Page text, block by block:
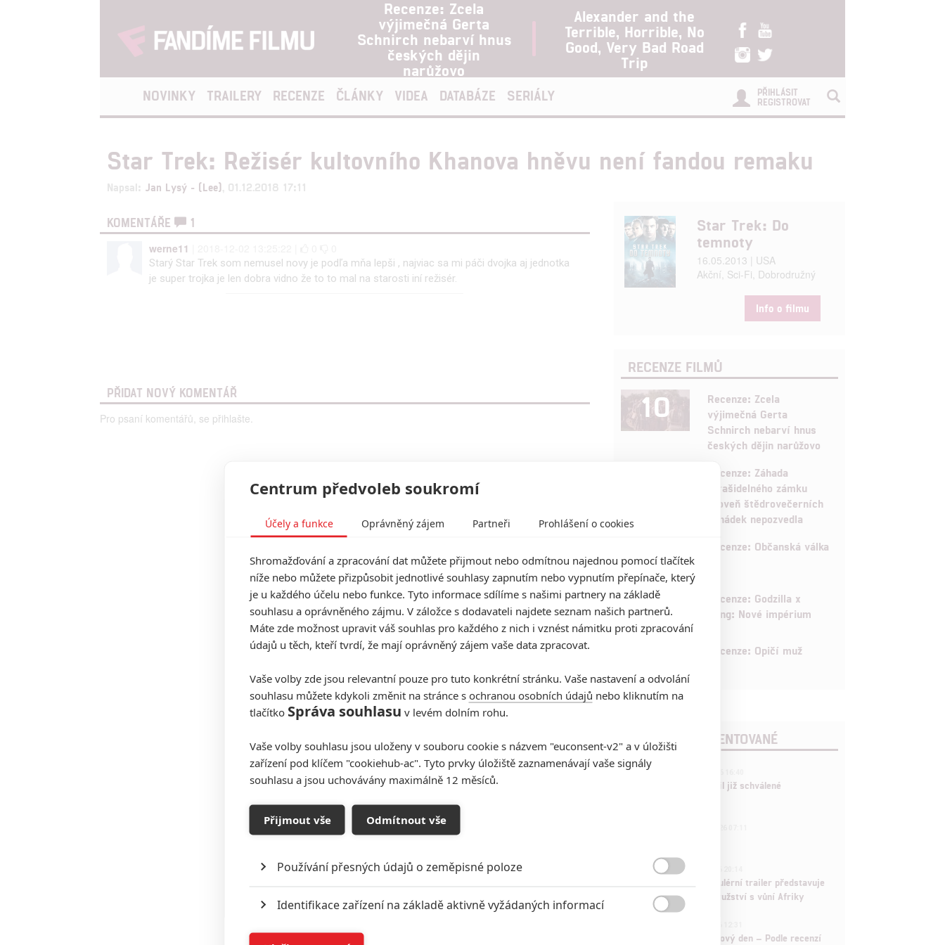
Recenze: Zcela
výjimečná Gerta
Schnirch nebarví hnus
českých dějin
narůžovo
Alexander and the
Terrible, Horrible, No
Good, Very Bad Road
Trip
NOVINKY TRAILERY RECENZE ČLÁNKY VIDEA DATABÁZE SERIÁLY
PŘIHLÁSIT
REGISTROVAT
Star Trek: Režisér kultovního Khanova hněvu není fandou remaku
Napsal: Jan Lysý - (Lee) , 01.12.2018 17:11
KOMENTÁŘE
1
werne11
Starý Star Trek som nemusel novy je podľa mňa lepši , najviac sa mi páči dvojka aj jednotka
je super trojka je len dobra vidno že to to mal na starosti iní režisér.
PŘIDAT NOVÝ KOMENTÁŘ
Pro psaní komentářů, se přihlašte.
Star Trek: Do
temnoty
16.05.2013 | USA
Akční, Sci-Fi, Dobrodružný
Info o filmu
RECENZE FILMŮ
10
Recenze: Zcela
výjimečná Gerta
Schnirch nebarví hnus
českých dějin narůžovo
Recenze: Záhada
strašidelného zámku
úroveň štědrovečerních
pohádek nepozvedla
8 Recenze: Občanská válka
6
Recenze: Godzilla x
Kong: Nové impérium
Recenze: Opičí muž
POSLEDNÍ KOMENTOVANÉ
3
Marvel nečekaně zrušil již schválené
ČLÁNEK | 30.07.2026 20:14
Děti krve a kostí: Regulérní trailer představuje
akční fantasy dobrodružství s vůní Afriky
Spider-Man: Zbrusu nový den – Podle recenzí
Centrum předvoleb soukromí
Účely a funkce Oprávněný zájem Partneři Prohlášení o cookies
Shromažďování a zpracování dat můžete přijmout nebo odmítnou najednou pomocí tlačítek
níže nebo můžete přizpůsobit jednotlivé souhlasy zapnutím nebo vypnutím přepínače, který
je u každého účelu nebo funkce. Tyto informace sdílíme s našimi partnery na základě
souhlasu a oprávněného zájmu. V záložce s dodavateli najdete seznam našich partnerů.
Máte zde možnost upravit váš souhlas pro každého z nich i vznést námitku proti zpracování
údajů u těch, kteří tvrdí, že mají oprávněný zájem vaše data zpracovat.
Vaše volby zde jsou relevantní pouze pro tuto konkrétní stránku. Vaše nastavení a odvolání
souhlasu můžete kdykoli změnit na stránce s ochranou osobních údajů nebo kliknutím na
tlačítko Správa souhlasu v levém dolním rohu.
Vaše volby souhlasu jsou uloženy v souboru cookie s názvem "euconsent-v2" a v úložišti
zařízení pod klíčem "cookiehub-ac". Tyto prvky úložiště zaznamenávají vaše signály
souhlasu a jsou uchovávány maximálně 12 měsíců.
Přijmout vše Odmítnout vše
Používání přesných údajů o zeměpisné poloze
Identifikace zařízení na základě aktivně vyžádaných informací